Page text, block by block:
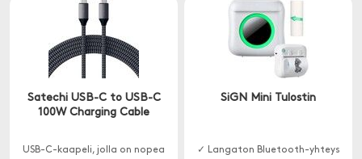
Satechi USB-C to USB-C
100W Charging Cable
USB-C-kaapeli, jolla on nopea
SiGN Mini Tulostin
✓ Langaton Bluetooth-yhteys